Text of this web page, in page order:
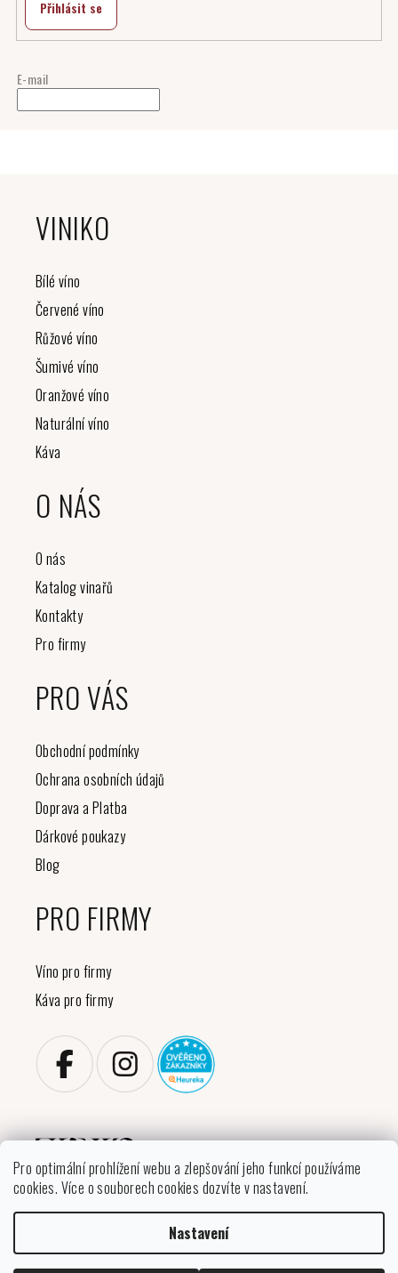
Pro optimální prohlížení webu a zlepšování jeho funkcí používáme
cookies. Více o souborech cookies dozvíte v nastavení.
Nastavení
E-mail
Přihlásit se
VINIKO
Bílé víno
Červené víno
Růžové víno
Šumivé víno
Oranžové víno
Naturální víno
Káva
O NÁS
O nás
Katalog vinařů
Kontakty
Pro firmy
PRO VÁS
Obchodní podmínky
Ochrana osobních údajů
Doprava a Platba
Dárkové poukazy
Blog
PRO FIRMY
Víno pro firmy
Káva pro firmy
Copyright 2026VINIKO. Všechna práva vyhrazena.
Upravit nastavení cookies
Vytvořil Shoptet